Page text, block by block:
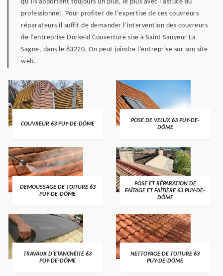
qu’ils apportent toujours un plus, le plus avec l’astuce du
professionnel. Pour profiter de l’expertise de ces couvreurs
réparateurs il suffit de demander l’intervention des couvreurs
de l’entreprise Dorkeld Couverture sise à Saint Sauveur La
Sagne, dans le 63220. On peut joindre l’entreprise sur son site
web.
COUVREUR 63 PUY-DE-DÔME
POSE DE VELUX 63 PUY-DE-
DÔME
DEMOUSSAGE DE TOITURE 63
PUY-DE-DÔME
POSE ET RÉPARATION DE
FAÎTAGE ET FAÎTIÈRE 63 PUY-DE-
DÔME
TRAVAUX D'ETANCHÉITÉ 63
PUY-DE-DÔME
NETTOYAGE DE TOITURE 63
PUY-DE-DÔME